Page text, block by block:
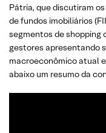
Pátria, que discutiram
de fundos imobiliários
segmentos de shopping
gestores apresentando
macroeconômico atual
abaixo um resumo da